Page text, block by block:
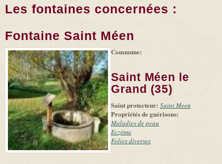
Les fontaines concernées :
Fontaine Saint Méen
-
Leaflet (link is
|
Tiles
(link is
external)
©
Microsoft
and
suppliers
Commune:
Saint Méen le
Grand (35)
Saint protecteur: Saint Meen
Propriétés de guérisons:
Maladies de peau
Eczéma
Folies diverses